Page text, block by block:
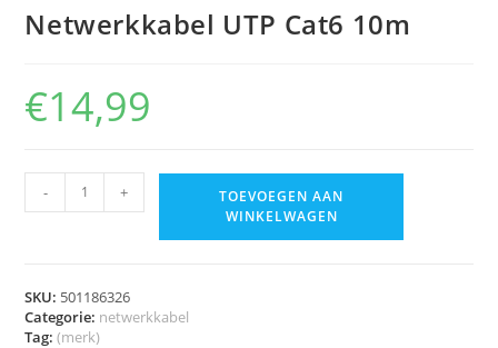
Netwerkkabel UTP Cat6 10m
€14,99
- +
TOEVOEGEN AAN
WINKELWAGEN
SKU: 501186326
Categorie: netwerkkabel
Tag:(merk)